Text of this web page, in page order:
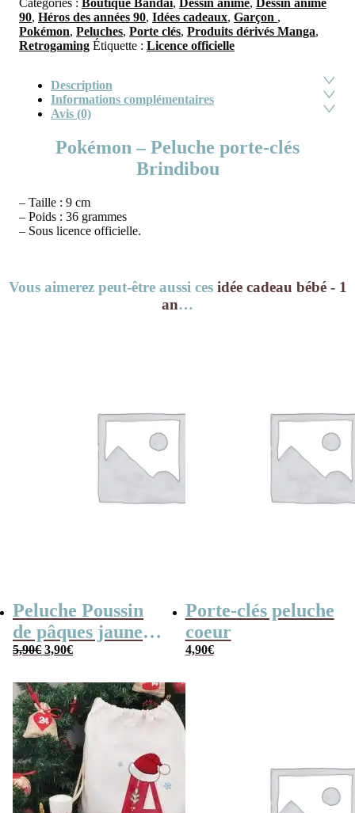
Catégories : Boutique Bandai, Dessin animé,
Dessin animé
90, Héros des années 90, Idées cadeaux, Garçon ,
Pokémon, Peluches, Porte clés, Produits dérivés Manga,
Retrogaming Étiquette : Licence officielle
Description
Informations complémentaires
Avis (0)
Pokémon – Peluche porte-clés
Brindibou
– Taille : 9 cm
– Poids : 36 grammes
– Sous licence officielle.
Vous aimerez peut-être aussi ces idée cadeau bébé - 1
an…
Peluche Poussin
de pâques jaune
(14cm)
5,90€ Le
était :
5,90€.
3,90€Le
est :
3,90€.
Porte-clés peluche
coeur
4,90€